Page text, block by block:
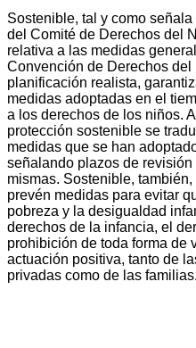
Sostenible, tal y como
del Comité de Derechos del
relativa a las medidas
Convención de Derechos
planificación realista,
medidas adoptadas en el
a los derechos de los niños.
protección sostenible se
medidas que se han
señalando plazos de
mismas. Sostenible,
prevén medidas para evitar
pobreza y la desigualdad
derechos de la infancia, el
prohibición de toda forma de
actuación positiva, tanto de
privadas como de las familias.